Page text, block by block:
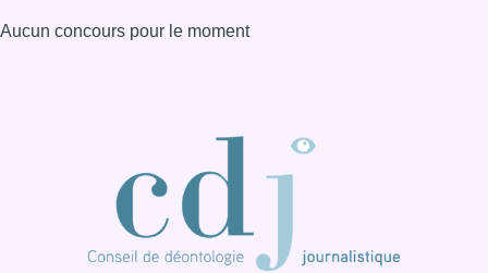
Aucun concours pour le moment